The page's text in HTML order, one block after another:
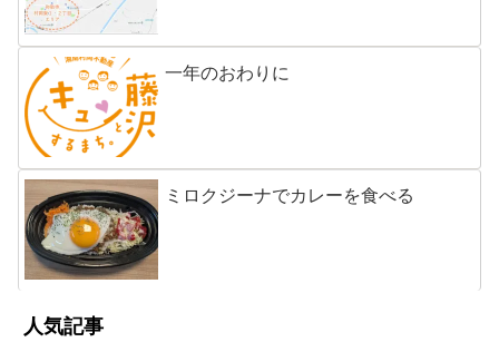
一年のおわりに
ミロクジーナでカレーを食べる
人気記事